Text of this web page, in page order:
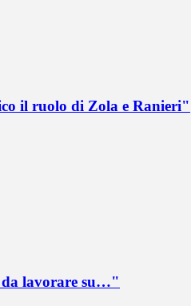
il ruolo di Zola e Ranieri"
da lavorare su…"